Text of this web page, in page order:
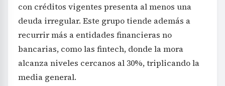
con créditos vigentes presenta al menos una
deuda irregular. Este grupo tiende además a
recurrir más a entidades financieras no
bancarias, como las fintech, donde la mora
alcanza niveles cercanos al 30%, triplicando la
media general.